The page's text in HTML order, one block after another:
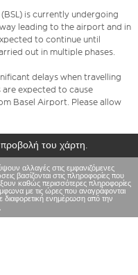
is currently undergoing
leading to the airport and in
to continue until
out in multiple phases.
delays when travelling
expected to cause
Basel Airport. Please allow
προβολή του χάρτη.
αλλαγές στις εμφανιζόμενες
βασίζονται στις πληροφορίες που
καθώς περισσότερες πληροφορίες
με τις ώρες που αναγράφονται
διαφορετική ενημέρωση από την